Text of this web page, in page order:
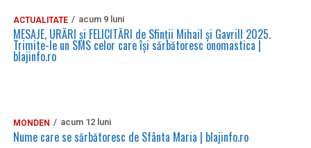
ACTUALITATE acum 9 luni
MESAJE, URĂRI și FELICITĂRI de Sfinții Mihail și Gavrill 2025.
Trimite-le un SMS celor care își sărbătoresc onomastica |
blajinfo.ro
MONDEN acum 12 luni
Nume care se sărbătoresc de Sfânta Maria | blajinfo.ro